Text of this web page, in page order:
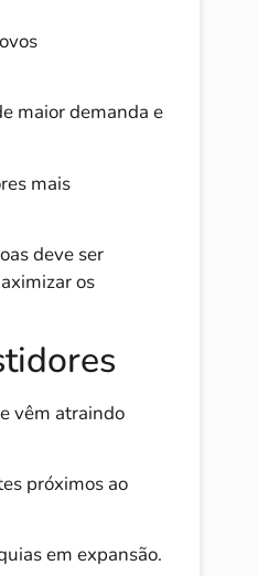
maior demanda e
mais
deve ser
os
vêm atraindo
próximos ao
em expansão.